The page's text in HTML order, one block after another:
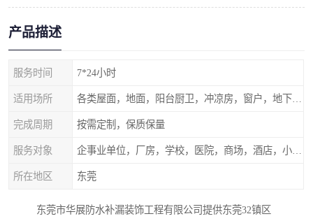
产品描述
服务时间 7*24小时
适用场所
完成周期 按需定制，保质保量
服务对象
所在地区 东莞
东莞市华展防水补漏装饰工程有限公司提供东莞32镇区